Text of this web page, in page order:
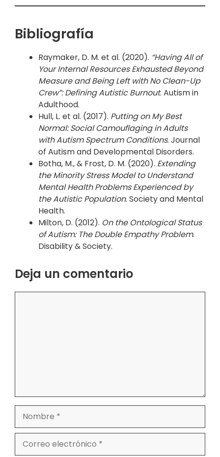
Bibliografía
Raymaker, D. M. et al. (2020). “Having All of
Your Internal Resources Exhausted Beyond
Measure and Being Left with No Clean-Up
Crew”: Defining Autistic Burnout. Autism in
Adulthood.
Hull, L. et al. (2017). Putting on My Best
Normal: Social Camouflaging in Adults
with Autism Spectrum Conditions. Journal
of Autism and Developmental Disorders.
Botha, M., & Frost, D. M. (2020). Extending
the Minority Stress Model to Understand
Mental Health Problems Experienced by
the Autistic Population. Society and Mental
Health.
Milton, D. (2012). On the Ontological Status
of Autism: The Double Empathy Problem.
Disability & Society.
Deja un comentario
electrónico